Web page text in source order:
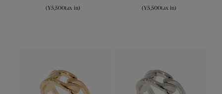
(¥5,500tax in) (¥5,500tax in)